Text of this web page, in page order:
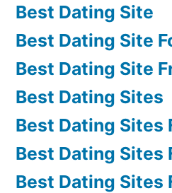
Best Dating Site
Best Dating Site
Best Dating Site
Best Dating Sites
Best Dating Sites
Best Dating Sites
Best Dating Sites